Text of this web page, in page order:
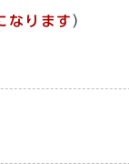
なります ）